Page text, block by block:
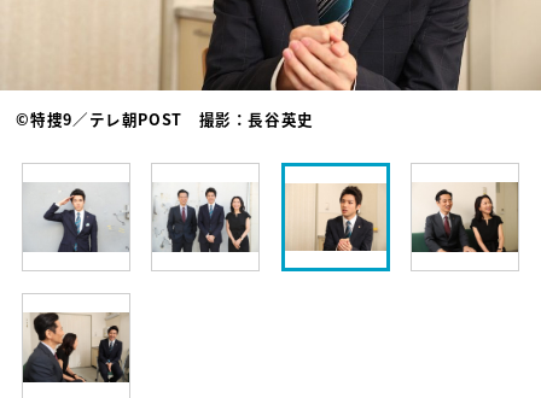
©特捜9／テレ朝POST 撮影：長谷英史